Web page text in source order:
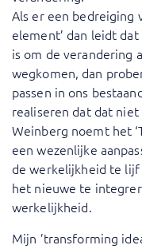
Als er een bedreiging
element’ dan leidt
is om de verandering
wegkomen, dan
passen in ons
realiseren dat dat
Weinberg noemt het
een wezenlijke
de werkelijkheid te lijf
het nieuwe te
werkelijkheid.
Mijn ’transforming